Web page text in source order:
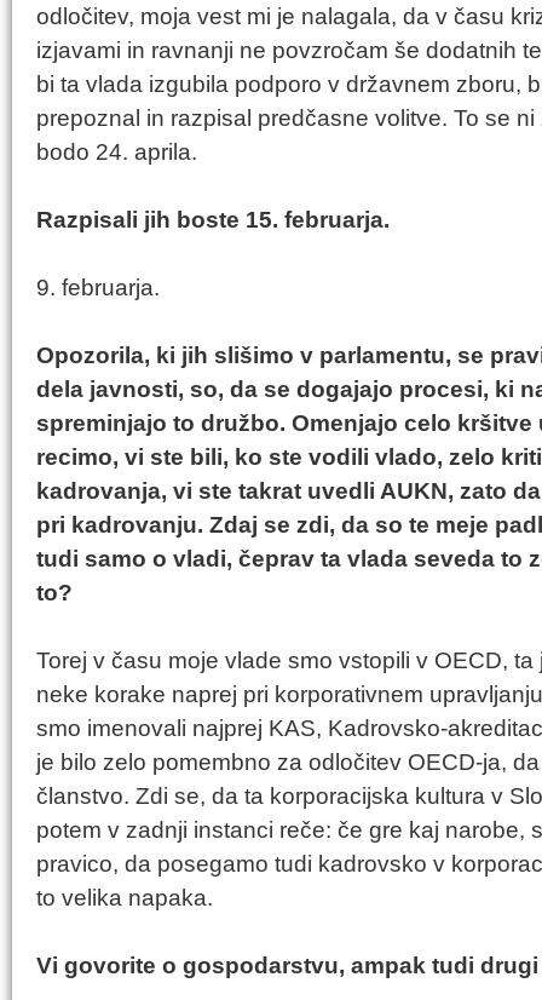
odločitev, moja vest mi je nalagala, da v času
izjavami in ravnanji ne povzročam še dodatnih
bi ta vlada izgubila podporo v državnem zboru,
prepoznal in razpisal predčasne volitve. To se
bodo 24. aprila.
Razpisali jih boste 15. februarja.
9. februarja.
Opozorila, ki jih slišimo v parlamentu, se
dela javnosti, so, da se dogajajo procesi, ki
spreminjajo to družbo. Omenjajo celo kršitve
recimo, vi ste bili, ko ste vodili vlado, zelo
kadrovanja, vi ste takrat uvedli AUKN, zato
pri kadrovanju. Zdaj se zdi, da so te meje
tudi samo o vladi, čeprav ta vlada seveda to
to?
Torej v času moje vlade smo vstopili v OECD,
neke korake naprej pri korporativnem
smo imenovali najprej KAS, Kadrovsko-
je bilo zelo pomembno za odločitev OECD-ja,
članstvo. Zdi se, da ta korporacijska kultura v
potem v zadnji instanci reče: če gre kaj narobe,
pravico, da posegamo tudi kadrovsko v
to velika napaka.
Vi govorite o gospodarstvu, ampak tudi